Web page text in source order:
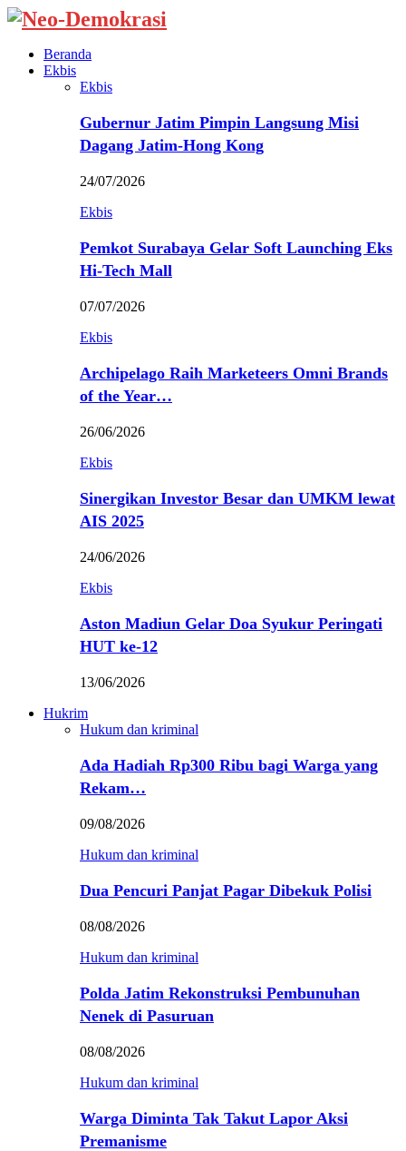
Beranda
Ekbis
Ekbis
Gubernur Jatim Pimpin Langsung Misi
Dagang Jatim-Hong Kong
24/07/2026
Ekbis
Pemkot Surabaya Gelar Soft Launching Eks
Hi-Tech Mall
07/07/2026
Ekbis
Archipelago Raih Marketeers Omni Brands
of the Year…
26/06/2026
Ekbis
Sinergikan Investor Besar dan UMKM lewat
AIS 2025
24/06/2026
Ekbis
Aston Madiun Gelar Doa Syukur Peringati
HUT ke-12
13/06/2026
Hukrim
Hukum dan kriminal
Ada Hadiah Rp300 Ribu bagi Warga yang
Rekam…
09/08/2026
Hukum dan kriminal
Dua Pencuri Panjat Pagar Dibekuk Polisi
08/08/2026
Hukum dan kriminal
Polda Jatim Rekonstruksi Pembunuhan
Nenek di Pasuruan
08/08/2026
Hukum dan kriminal
Warga Diminta Tak Takut Lapor Aksi
Premanisme